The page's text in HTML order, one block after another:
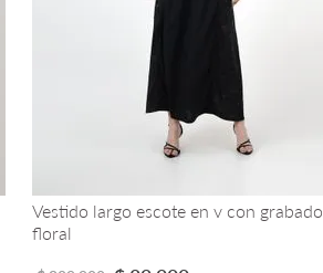
Vestido largo escote en v con grabado
floral